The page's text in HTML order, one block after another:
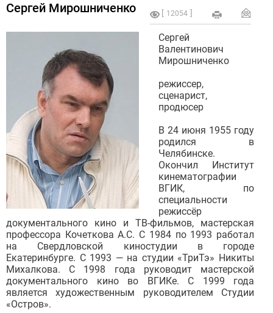
12054
Сергей Мирошниченко
Сергей
Валентинович
Мирошниченко
режиссер,
сценарист,
продюсер
В 24 июня 1955 году
родился в
Челябинске.
Окончил Институт
кинематографии
ВГИК, по
специальности
режиссёр
документального кино и ТВ-фильмов, мастерская
профессора Кочеткова А.С. С 1984 по 1993 работал
на Свердловской киностудии в городе
Екатеринбурге. С 1993 — на студии «ТриТэ» Никиты
Михалкова. С 1998 года руководит мастерской
документального кино во ВГИКе. С 1999 года
является художественным руководителем Студии
«Остров».